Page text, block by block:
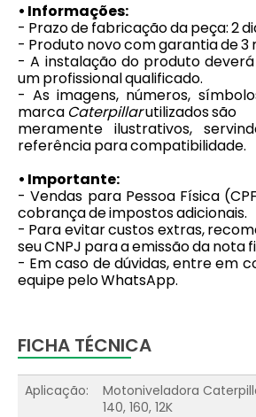
• Informações:
- Prazo de fabricação da peça: 2
- Produto novo com garantia de 3
- A instalação do produto
um profissional qualificado.
- As imagens, números,
marca Caterpillarutilizados são
meramente ilustrativos,
referência para compatibilidade.
• Importante:
- Vendas para Pessoa Física
cobrança de impostos adicionais.
- Para evitar custos extras,
seu CNPJ para a emissão da nota
- Em caso de dúvidas, entre em
equipe pelo WhatsApp.
FICHA TÉCNICA
Aplicação:
Motoniveladora
140, 160, 12K